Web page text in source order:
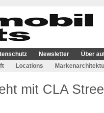
Newsletter
Über
Locations
mit CLA